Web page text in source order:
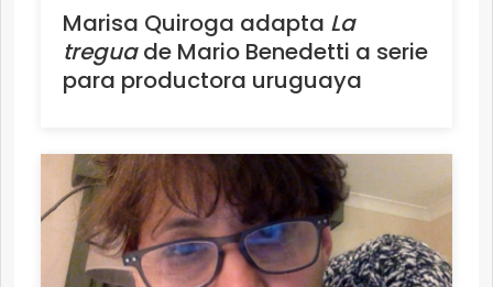
Marisa Quiroga adapta La
treguade Mario Benedetti a serie
para productora uruguaya